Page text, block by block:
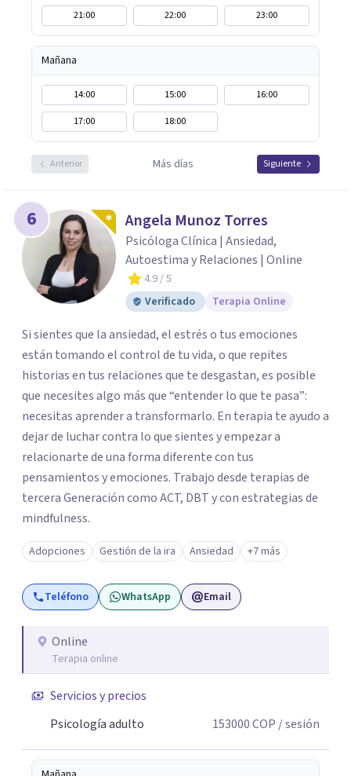
21:00 22:00 23:00
Mañana
14:00 15:00
16:00
17:00
18:00
Anterior Más días Siguiente
6 Angela Munoz Torres
Psicóloga Clínica | Ansiedad,
Autoestima y Relaciones | Online
4.9/ 5
Verificado
Terapia Online
Si sientes que la ansiedad, el estrés o tus emociones
están tomando el control de tu vida, o que repites
historias en tus relaciones que te desgastan, es posible
que necesites algo más que “entender lo que te pasa”:
necesitas aprender a transformarlo. En terapia te ayudo a
dejar de luchar contra lo que sientes y empezar a
relacionarte de una forma diferente con tus
pensamientos y emociones. Trabajo desde terapias de
tercera Generación como ACT, DBT y con estrategias de
mindfulness.
Adopciones Gestión de la ira Ansiedad +7 más
Teléfono WhatsApp Email
Online
Terapia online
Servicios y precios
Psicología adulto
153000COP / sesión